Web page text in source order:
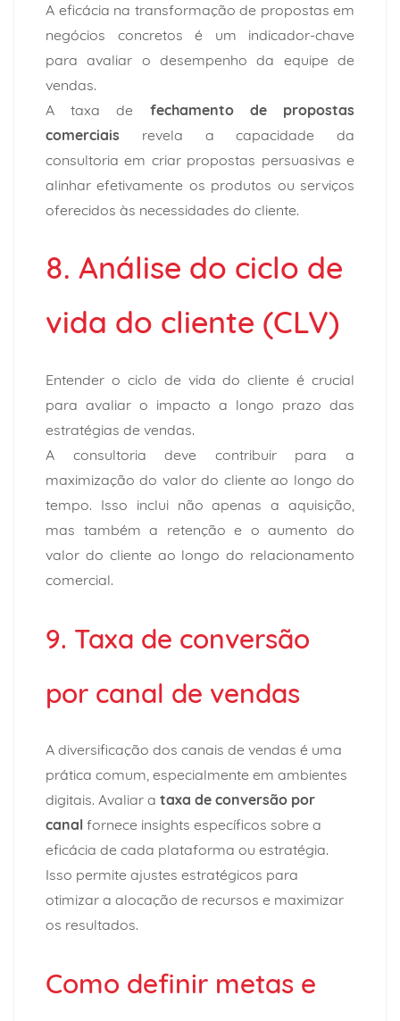
A eficácia na transformação de propostas em
negócios concretos é um indicador-chave
para avaliar o desempenhoda equipe de
vendas.
A taxa de fechamento de propostas
comerciais revela a capacidade da
consultoria em criar propostas persuasivas e
alinhar efetivamente os produtos ou serviços
oferecidos às necessidades do cliente.
8. Análise do ciclo de
vida do cliente (CLV)
Entender o ciclo de vida do cliente é crucial
para avaliar o impacto a longo prazo das
estratégias de vendas.
A consultoria deve contribuir para a
maximização do valor do cliente ao longo do
tempo. Isso inclui não apenas a aquisição,
mas também a retenção e o aumento do
valor do cliente ao longo do relacionamento
comercial.
9. Taxa de conversão
por canal de vendas
A diversificação dos canais de vendas é uma
prática comum, especialmente em ambientes
digitais. Avaliar a taxa de conversão por
canal fornece insights específicos sobre a
eficácia de cada plataforma ou estratégia.
Isso permite ajustes estratégicos para
otimizar a alocação de recursos e maximizar
os resultados.
Como definir metas e